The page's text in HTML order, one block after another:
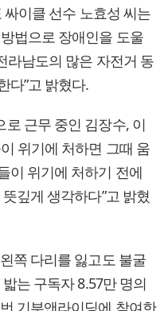
싸이클 선수 노효성 씨는
법으로 장애인을 도울
라남도의 많은 자전거 동
다”고 밝혔다.
근무 중인 김장수, 이
위기에 처하면 그때 움
이 위기에 처하기 전에
깊게 생각하다”고 밝혔
쪽 다리를 잃고도 불굴
는 구독자 8.57만 명의
기부앤라이딩에 참여한